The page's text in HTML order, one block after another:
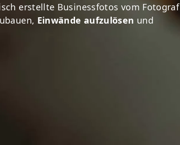
erstellte Businessfotos vom Fotograf
Einwände aufzulösen und